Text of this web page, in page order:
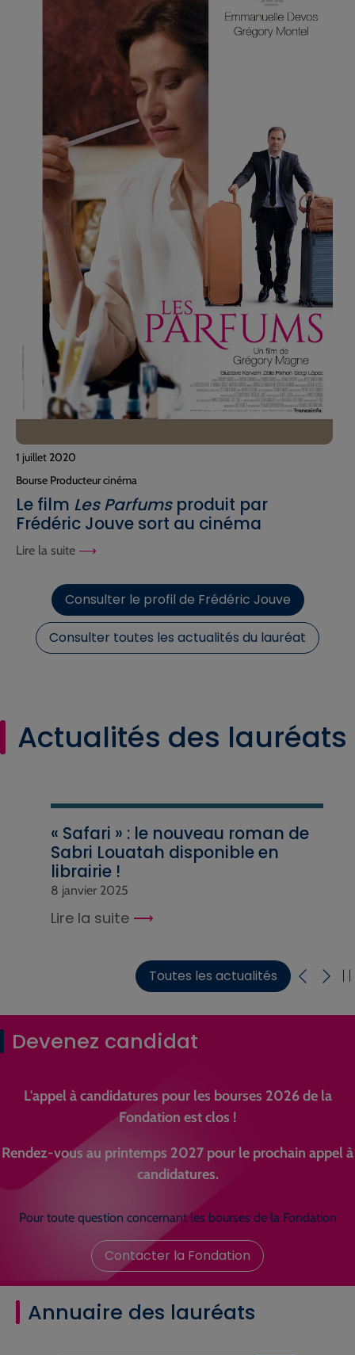
1 juillet 2020
Bourse Producteur cinéma
Le film Les Parfumsproduit par
Frédéric Jouve sort au cinéma
Lire la suite
Consulter le profil de Frédéric Jouve
Consulter toutes les actualités du lauréat
Actualités des lauréats
« Safari » : le nouveau roman de
Sabri Louatah disponible en
librairie !
8 janvier 2025
Lire la suite
Toutes les actualités
Devenez candidat
L'appel à candidatures pour les bourses 2026 de la
Fondation est clos !
Rendez-vous au printemps 2027 pour le prochain appel à
candidatures.
Pour toute question concernant les bourses de la Fondation
Contacter la Fondation
Annuaire des lauréats